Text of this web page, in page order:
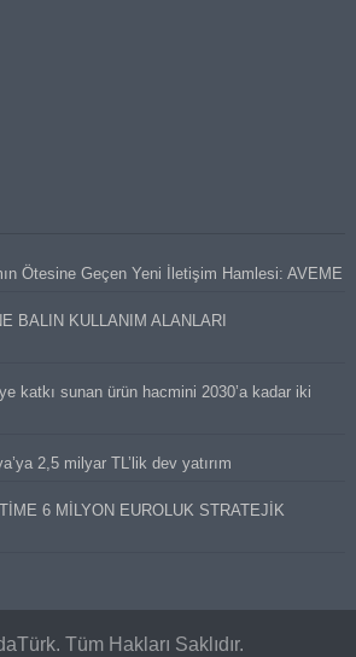
Ötesine Geçen Yeni İletişim Hamlesi: AVEME
BALIN KULLANIM ALANLARI
katkı sunan ürün hacmini 2030’a kadar iki
2,5 milyar TL’lik dev yatırım
6 MİLYON EUROLUK STRATEJİK
Tüm Hakları Saklıdır.